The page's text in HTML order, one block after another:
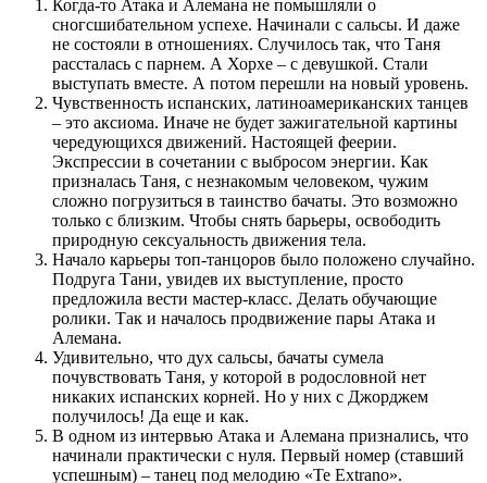
Когда-то Атака и Алемана не помышляли о
сногсшибательном успехе. Начинали с сальсы. И даже
не состояли в отношениях. Случилось так, что Таня
рассталась с парнем. А Хорхе – с девушкой. Стали
выступать вместе. А потом перешли на новый уровень.
Чувственность испанских, латиноамериканских танцев
– это аксиома. Иначе не будет зажигательной картины
чередующихся движений. Настоящей феерии.
Экспрессии в сочетании с выбросом энергии. Как
призналась Таня, с незнакомым человеком, чужим
сложно погрузиться в таинство бачаты. Это возможно
только с близким. Чтобы снять барьеры, освободить
природную сексуальность движения тела.
Начало карьеры топ-танцоров было положено случайно.
Подруга Тани, увидев их выступление, просто
предложила вести мастер-класс. Делать обучающие
ролики. Так и началось продвижение пары Атака и
Алемана.
Удивительно, что дух сальсы, бачаты сумела
почувствовать Таня, у которой в родословной нет
никаких испанских корней. Но у них с Джорджем
получилось! Да еще и как.
В одном из интервью Атака и Алемана признались, что
начинали практически с нуля. Первый номер (ставший
успешным) – танец под мелодию «Te Extrano».